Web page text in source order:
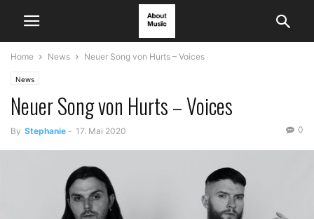
Home News Neuer Song von Hurts – Voices
News
Neuer Song von Hurts – Voices
By Stephanie - 17. Mai 2020 0